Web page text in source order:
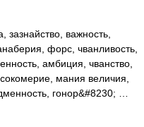
зазнайство, важность,
форс, чванливость,
амбиция, чванство,
мания величия,
гонор&#8230; …